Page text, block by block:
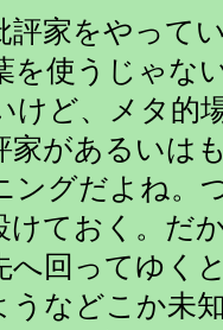
家をやって
を使うじゃな
けど、メタ的
家があるいは
ングだよね。
けておく。だ
へ回ってゆく
うなどこか未